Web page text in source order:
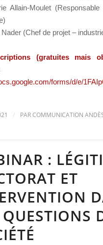
Allain-Moulet
(Chef de projet –
(gratuites mais
forms/d/e/
/ PARCOMMUNICATION
:
ET
QUESTIONS